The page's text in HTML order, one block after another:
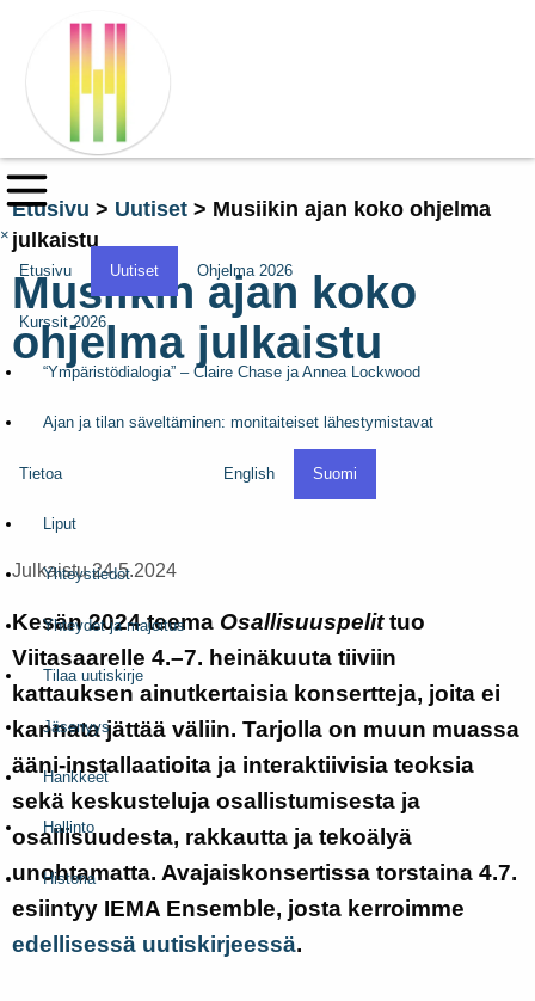
×
Etusivu Uutiset Ohjelma 2026
Kurssit 2026
“Ympäristödialogia” – Claire Chase ja Annea Lockwood
Ajan ja tilan säveltäminen: monitaiteiset lähestymistavat
Tietoa
Liput
Yhteystiedot
Yhteydet ja majoitus
Tilaa uutiskirje
Jäsenyys
Hankkeet
Hallinto
Historia
English Suomi
Etusivu > Uutiset > Musiikin ajan koko ohjelma
julkaistu
Musiikin ajan koko
ohjelma julkaistu
Julkaistu 24.5.2024
Kesän 2024 teema Osallisuuspelittuo
Viitasaarelle 4.–7. heinäkuuta tiiviin
kattauksen ainutkertaisia konsertteja, joita ei
kannata jättää väliin. Tarjolla on muun muassa
ääni-installaatioita ja interaktiivisia teoksia
sekä keskusteluja osallistumisesta ja
osallisuudesta, rakkautta ja tekoälyä
unohtamatta. Avajaiskonsertissa torstaina 4.7.
esiintyy IEMA Ensemble, josta kerroimme
edellisessä uutiskirjeessä.